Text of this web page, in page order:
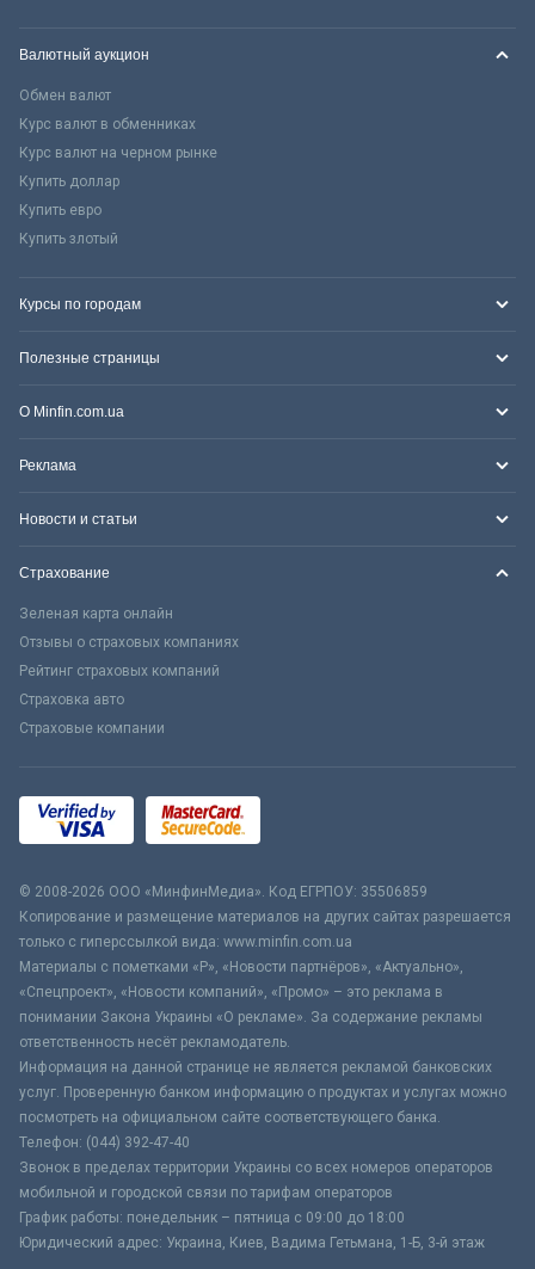
Валютный аукцион
Обмен валют
Курс валют в обменниках
Курс валют на черном рынке
Купить доллар
Купить евро
Купить злотый
Курсы по городам
Полезные страницы
О Minfin.com.ua
Реклама
Новости и статьи
Страхование
Зеленая карта онлайн
Отзывы о страховых компаниях
Рейтинг страховых компаний
Страховка авто
Страховые компании
© 2008-2026 ООО «МинфинМедиа». Код ЕГРПОУ: 35506859
Копирование и размещение материалов на других сайтах разрешается
только с гиперссылкой вида: www.minfin.com.ua
Материалы с пометками «Р», «Новости партнёров», «Актуально»,
«Спецпроект», «Новости компаний», «Промо» – это реклама в
понимании Закона Украины «О рекламе». За содержание рекламы
ответственность несёт рекламодатель.
Информация на данной странице не является рекламой банковских
услуг. Проверенную банком информацию о продуктах и услугах можно
посмотреть на официальном сайте соответствующего банка.
Телефон: (044) 392-47-40
Звонок в пределах территории Украины со всех номеров операторов
мобильной и городской связи по тарифам операторов
График работы: понедельник – пятница с 09:00 до 18:00
Юридический адрес: Украина, Киев, Вадима Гетьмана, 1-Б, 3-й этаж